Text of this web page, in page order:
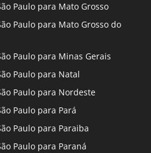
Paulo para Mato Grosso
Paulo para Mato Grosso do
Paulo para Minas Gerais
Paulo para Natal
Paulo para Nordeste
Paulo para Pará
Paulo para Paraiba
Paulo para Paraná